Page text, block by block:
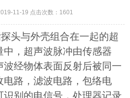
11-19 点击次数：1601
头与外壳组合在一起的超
中，超声波脉冲由传感器
波经物体表面反射后被同一
电路，滤波电路，包络电
识别的电信号，处理器记录